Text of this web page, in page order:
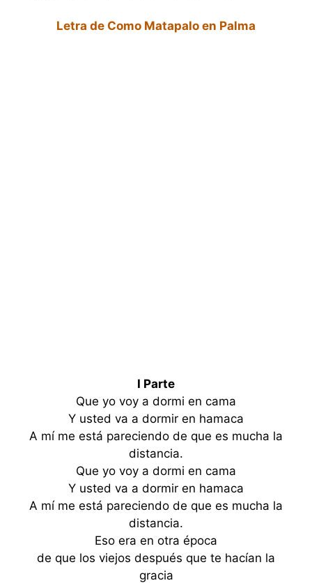
Letra de Como Matapalo en Palma
I Parte
Que yo voy a dormi en cama
Y usted va a dormir en hamaca
A mí me está pareciendo de que es mucha la
distancia.
Que yo voy a dormi en cama
Y usted va a dormir en hamaca
A mí me está pareciendo de que es mucha la
distancia.
Eso era en otra época
de que los viejos después que te hacían la
gracia